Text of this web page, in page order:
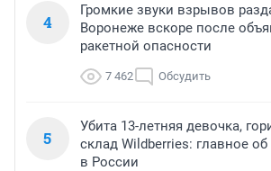
4
Громкие звуки взрывов
Воронеже вскоре после
ракетной опасности
7 462 Обсудить
5
Убита 13-летняя девочка,
склад Wildberries: главное об
в России